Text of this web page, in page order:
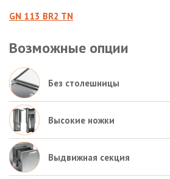
GN 113 BR2 TN
Возможные опции
Без столешницы
Высокие ножки
Выдвижная секция